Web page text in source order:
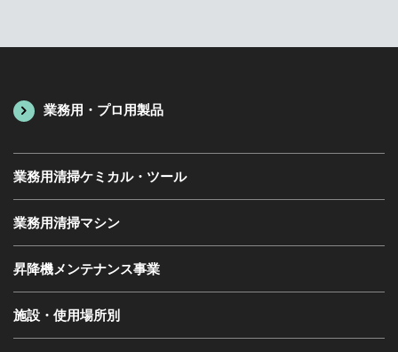
業務用・プロ用製品
業務用清掃ケミカル・ツール
業務用清掃マシン
昇降機メンテナンス事業
施設・使用場所別